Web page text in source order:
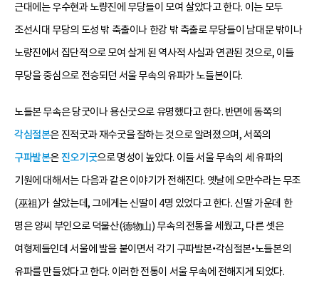
근대에는 우수현과 노량진에 무당들이 모여 살았다고 한다. 이는 모두
조선시대 무당의 도성 밖 축출이나 한강 밖 축출로 무당들이 남대문 밖이나
노량진에서 집단적으로 모여 살게 된 역사적 사실과 연관된 것으로, 이들
무당을 중심으로 전승되던 서울 무속의 유파가 노들본이다.
노들본 무속은 당굿이나 용신굿으로 유명했다고 한다. 반면에 동쪽의
각심절본은 진적굿과 재수굿을 잘하는 것으로 알려졌으며, 서쪽의
구파발본은진오기굿으로 명성이 높았다. 이들 서울 무속의 세 유파의
기원에 대해서는 다음과 같은 이야기가 전해진다. 옛날에 오만수라는 무조
(巫祖)가 살았는데, 그에게는 신딸이 4명 있었다고 한다. 신딸 가운데 한
명은 양씨 부인으로 덕물산(德物山) 무속의 전통을 세웠고, 다른 셋은
여형제들인데 서울에 발을 붙이면서 각기 구파발본•각심절본•노들본의
유파를 만들었다고 한다. 이러한 전통이 서울 무속에 전해지게 되었다.